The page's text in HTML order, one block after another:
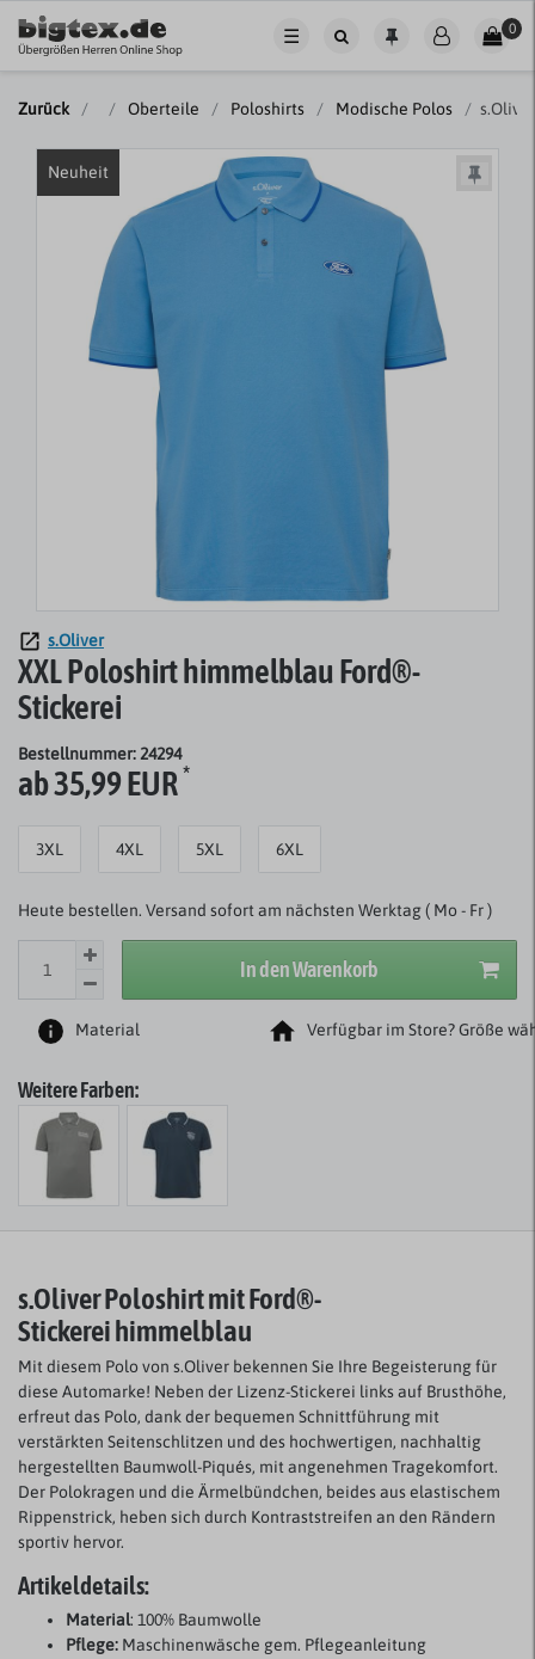
☰ 0
Zurück Oberteile Poloshirts Modische Polos
Neuheit
s.Oliver
XXL Poloshirt himmelblau Ford®-
Stickerei
Bestellnummer: 24294
ab 35,99 EUR*
3XL 4XL 5XL 6XL
Heute bestellen. Versand sofort am nächsten Werktag ( Mo - Fr )
In den Warenkorb
Material Verfügbar im Store? Größe
Weitere Farben:
s.Oliver Poloshirt mit Ford®-
Stickerei himmelblau
Mit diesem Polo von s.Oliver bekennen Sie Ihre Begeisterung für
diese Automarke! Neben der Lizenz-Stickerei links auf Brusthöhe,
erfreut das Polo, dank der bequemen Schnittführung mit
verstärkten Seitenschlitzen und des hochwertigen, nachhaltig
hergestellten Baumwoll-Piqués, mit angenehmen Tragekomfort.
Der Polokragen und die Ärmelbündchen, beides aus elastischem
Rippenstrick, heben sich durch Kontraststreifen an den Rändern
sportiv hervor.
Artikeldetails:
Material: 100% Baumwolle
Pflege: Maschinenwäsche gem. Pflegeanleitung